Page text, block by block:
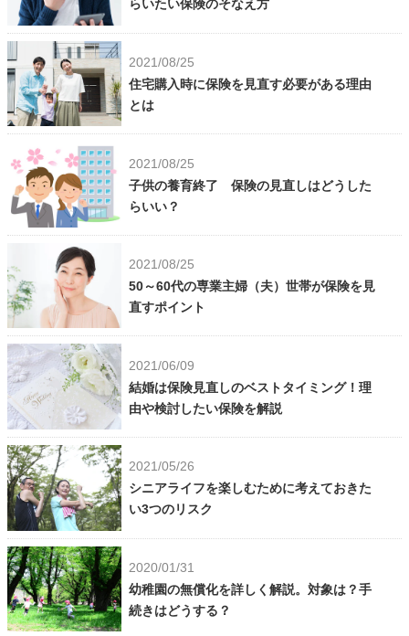
らいたい保険のそなえ方
2021/08/25
住宅購入時に保険を見直す必要がある理由
とは
2021/08/25
子供の養育終了 保険の見直しはどうした
らいい？
2021/08/25
50～60代の専業主婦（夫）世帯が保険を見
直すポイント
2021/06/09
結婚は保険見直しのベストタイミング！理
由や検討したい保険を解説
2021/05/26
シニアライフを楽しむために考えておきた
い3つのリスク
2020/01/31
幼稚園の無償化を詳しく解説。対象は？手
続きはどうする？